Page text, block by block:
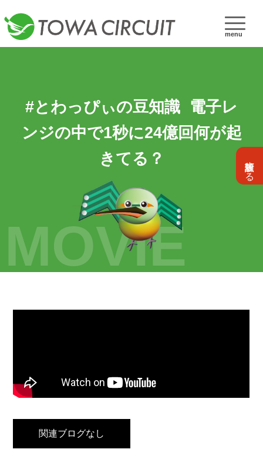
menu
設計依頼する
#とわっぴぃの豆知識 電子レ
ンジの中で1秒に24億回何が起
きてる？
MOVIE
関連ブログなし